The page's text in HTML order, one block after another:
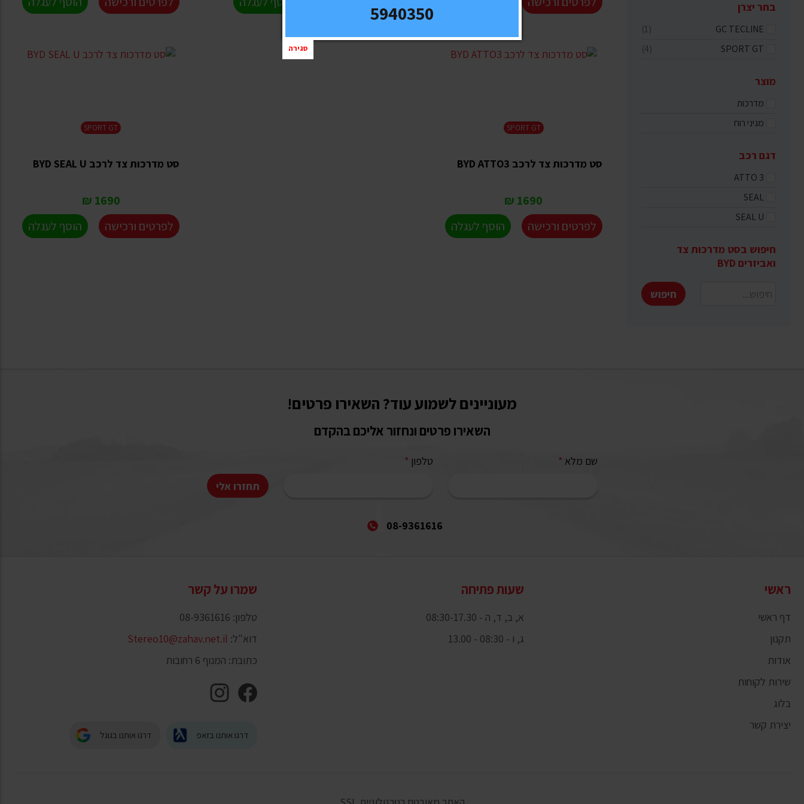
בחר יצרן
GC TECLINE
(1)
SPORT GT
(4)
מוצר
מדרכות
מגיני רוח
דגם רכב
ATTO 3
SEAL
SEAL U
חיפוש בסט מדרכות צד
ואביזרים BYD
חיפוש
SPORT GT
סט מדרכות צד לרכב BYD ATTO3
1690 ₪
לפרטים ורכישה
הוסף לעגלה
SPORT GT
סט מדרכות צד לרכב BYD SEAL U
1690 ₪
לפרטים ורכישה
הוסף לעגלה
מעוניינים לשמוע עוד? השאירו פרטים!
השאירו פרטים ונחזור אליכם בהקדם
שם מלא * טלפון *
תחזרו אלי
08-9361616
ראשי
דף ראשי
תקנון
אודות
שירות לקוחות
בלוג
יצירת קשר
שעות פתיחה
א, ב, ד, ה - 08:30-17.30
ג, ו - 08:30 - 13.00
שמרו על קשר
טלפון: 08-9361616
דוא"ל: Stereo10@zahav.net.il
כתובת: המנוף 6 רחובות
דרגו אותנו בזאפ דרגו אותנו בגוגל
5940350
סגירה